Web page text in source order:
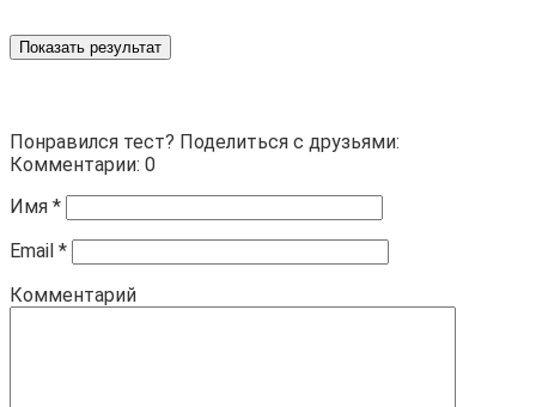
Показать результат
Понравился тест? Поделиться с друзьями:
Комментарии: 0
Имя *
Email *
Комментарий